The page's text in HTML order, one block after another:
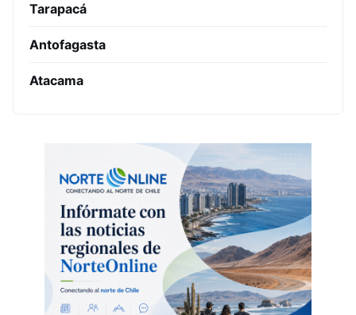
Tarapacá
Antofagasta
Atacama